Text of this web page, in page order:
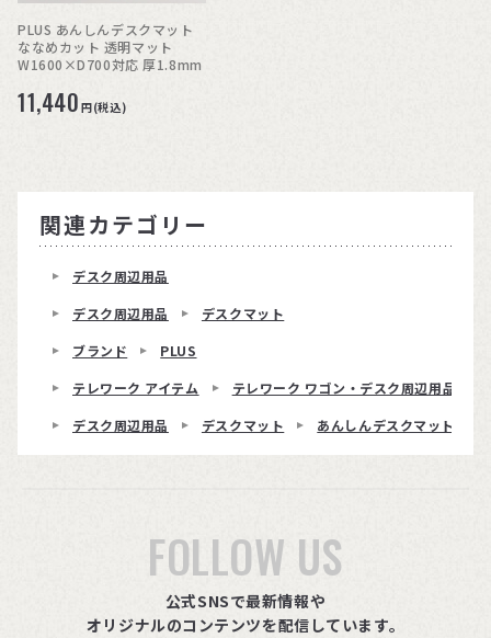
PLUS あんしんデスクマット
ななめカット 透明マット
W1600×D700対応 厚1.8mm
11,440 円(税込)
関連カテゴリー
デスク周辺用品
デスク周辺用品
デスクマット
ブランド
PLUS
テレワーク アイテム
テレワーク ワゴン・デスク周辺用品
デスク周辺用品
デスクマット あんしんデスクマット
FOLLOW US
公式SNSで最新情報や
オリジナルのコンテンツを配信しています。